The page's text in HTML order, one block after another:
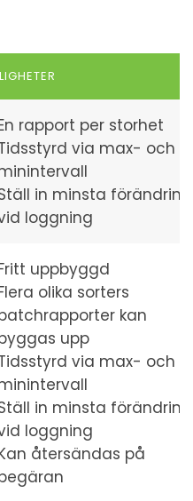
rapport per storhet
via max- och
in minsta förändring
loggning
uppbyggd
olika sorters
kan
upp
via max- och
in minsta förändring
loggning
återsändas på